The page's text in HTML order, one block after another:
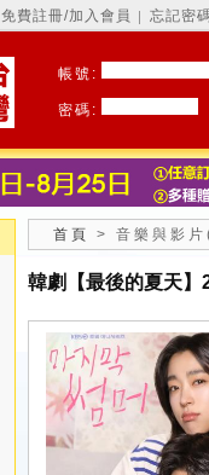
免費註冊/加入會員 忘記密
帳號:
密碼:
首頁 > 音樂與影
韓劇【最後的夏天】